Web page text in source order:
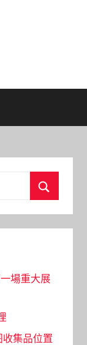
場重大展
集品位置